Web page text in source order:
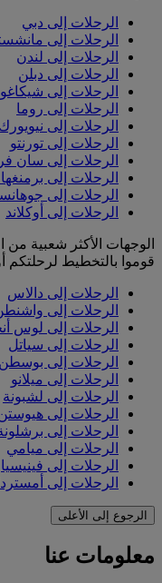
الرحلات إلى دبي
الرحلات إلى
الرحلات إلى لندن
الرحلات إلى دبلن
الرحلات إلى شيكاغو
الرحلات إلى روما
الرحلات إلى نيويورك
الرحلات إلى تورنتو
الرحلات إلى سان
الرحلات إلى
الرحلات إلى
الرحلات إلى أوكلاند
الوجهات الأكثر شعبية من
قوموا بالتخطيط لرحلتكم
الرحلات إلى دالاس
الرحلات إلى
الرحلات إلى لوس
الرحلات إلى سياتل
الرحلات إلى بوسطن
الرحلات إلى ميلانو
الرحلات إلى لشبونة
الرحلات إلى
الرحلات إلى
الرحلات إلى ميامي
الرحلات إلى فينيسيا
الرحلات إلى
الرجوع إلى الأعلى
معلومات عنا